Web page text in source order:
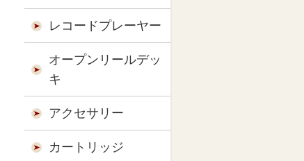
レコードプレーヤー
オープンリールデッ
キ
アクセサリー
カートリッジ